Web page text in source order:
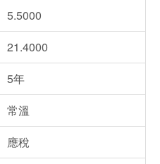
5.5000
21.4000
5年
常溫
應稅